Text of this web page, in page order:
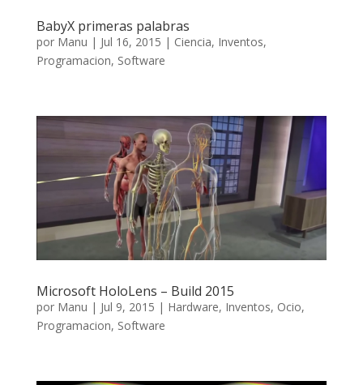
BabyX primeras palabras
por Manu | Jul 16, 2015 | Ciencia, Inventos,
Programacion, Software
Microsoft HoloLens – Build 2015
por Manu | Jul 9, 2015 | Hardware, Inventos, Ocio,
Programacion, Software